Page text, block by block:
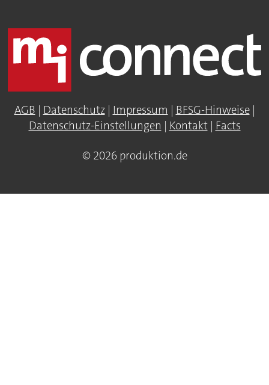
AGB | Datenschutz| Impressum | BFSG-Hinweise|
Datenschutz-Einstellungen | Kontakt| Facts
© 2026 produktion.de